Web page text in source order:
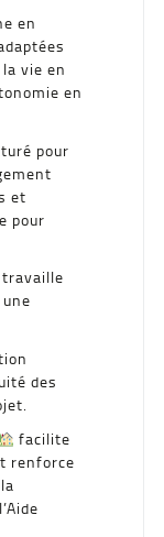
en
vie en
en
pour
et
pour
des
facilite
renforce